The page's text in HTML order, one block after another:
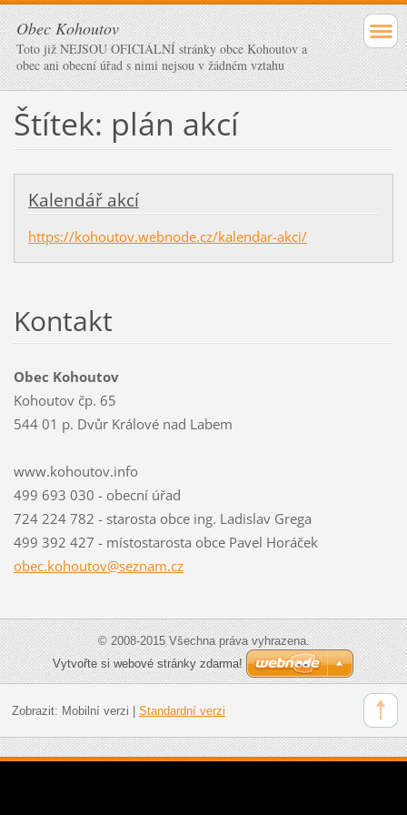
Obec Kohoutov
Toto již NEJSOU OFICIÁLNÍ stránky obce Kohoutov a
obec ani obecní úřad s nimi nejsou v žádném vztahu
Štítek: plán akcí
Kalendář akcí
https://kohoutov.webnode.cz/kalendar-akci/
Kontakt
Obec Kohoutov
Kohoutov čp. 65
544 01 p. Dvůr Králové nad Labem
www.kohoutov.info
499 693 030 - obecní úřad
724 224 782 - starosta obce ing. Ladislav Grega
499 392 427 - místostarosta obce Pavel Horáček
obec.kohoutov@seznam.cz
© 2008-2015 Všechna práva vyhrazena.
Vytvořte si webové stránky zdarma!
Zobrazit: Mobilní verzi Standardní verzi